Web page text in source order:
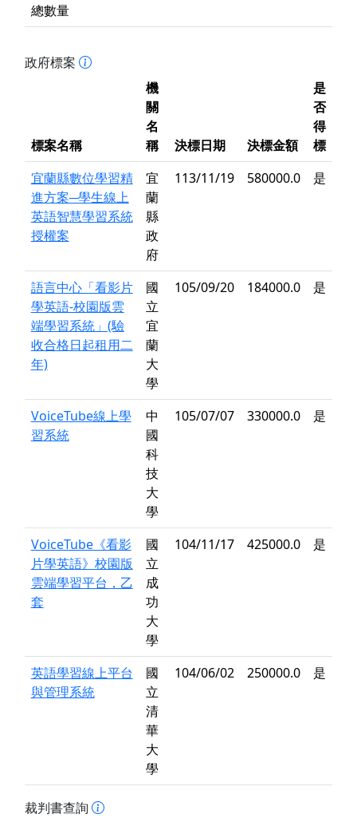
總數量
政府標案
標案名稱
機
關
名
稱
決標日期 決標金額
是
否
得
標
宜蘭縣數位學習精
進方案─學生線上
英語智慧學習系統
授權案
宜
蘭
縣
政
府
113/11/19 580000.0 是
語言中心「看影片
學英語-校園版雲
端學習系統」(驗
收合格日起租用二
年)
國
立
宜
蘭
大
學
105/09/20 184000.0 是
VoiceTube線上學
習系統
中
國
科
技
大
學
105/07/07 330000.0 是
VoiceTube《看影
片學英語》校園版
雲端學習平台，乙
套
國
立
成
功
大
學
104/11/17 425000.0 是
英語學習線上平台
與管理系統
國
立
清
華
大
學
104/06/02 250000.0 是
裁判書查詢